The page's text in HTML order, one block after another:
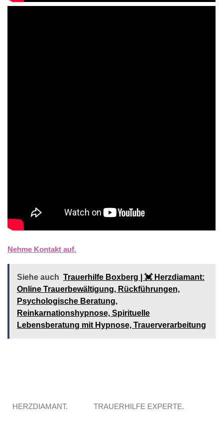
Nehme Kontakt auf.
Siehe auch Trauerhilfe Boxberg | 💓️️ Herzdiamant:
Online Trauerbewältigung, Rückführungen,
Psychologische Beratung,
Reinkarnationshypnose, Spirituelle
Lebensberatung mit Hypnose, Trauerverarbeitung
HERZDIAMANT. TRAUERHILFE EXPERTE.